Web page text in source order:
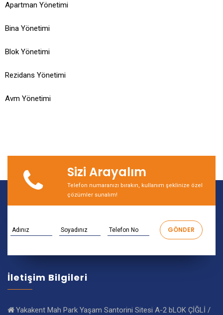
Apartman Yönetimi
Bina Yönetimi
Blok Yönetimi
Rezidans Yönetimi
Avm Yönetimi
Sizi Arayalım
Telefon numaranızı bırakın, kullanım şeklinize özel
çözümler sunalım!
İletişim Bilgileri
Yakakent Mah Park Yaşam Santorini Sitesi A-2 bLOK ÇİĞLİ /